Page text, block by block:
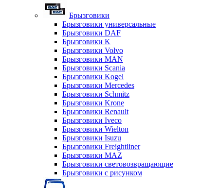
Брызговики
Брызговики универсальные
Брызговики DAF
Брызговики K
Брызговики Volvo
Брызговики MAN
Брызговики Scania
Брызговики Kogel
Брызговики Mercedes
Брызговики Schmitz
Брызговики Krone
Брызговики Renault
Брызговики Iveco
Брызговики Wielton
Брызговики Isuzu
Брызговики Freightliner
Брызговики MAZ
Брызговики световозвращающие
Брызговики с рисунком